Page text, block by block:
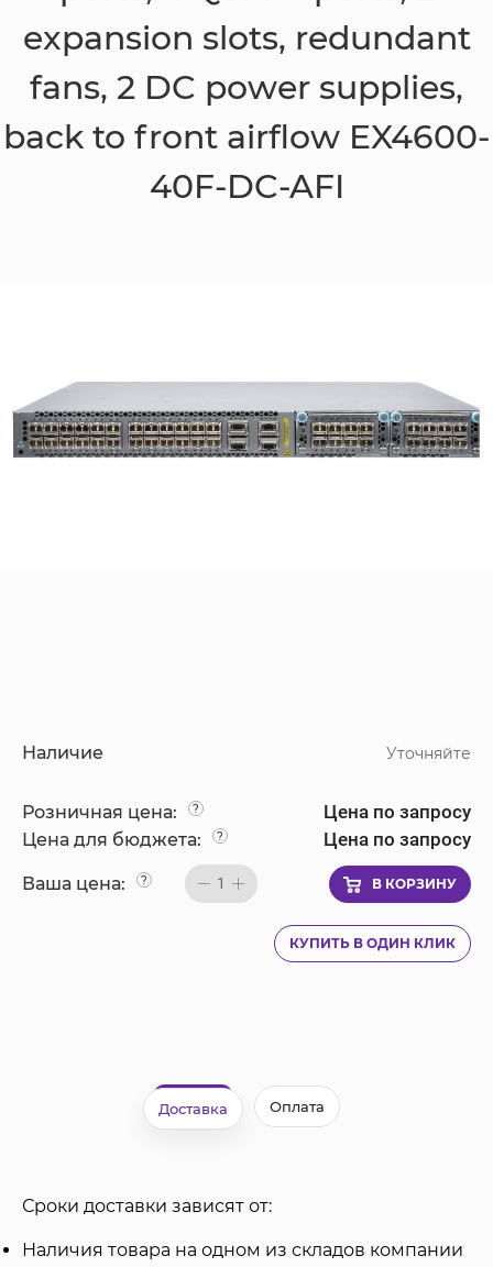
expansion slots, redundant
fans, 2 DC power supplies,
back to front airflow EX4600-
40F-DC-AFI
Наличие Уточняйте
Розничная цена: ? Цена по запросу
Цена для бюджета: ? Цена по запросу
Ваша цена: ? 1 В КОРЗИНУ
КУПИТЬ В ОДИН КЛИК
Доставка Оплата
Сроки доставки зависят от:
Наличия товара на одном из складов компании